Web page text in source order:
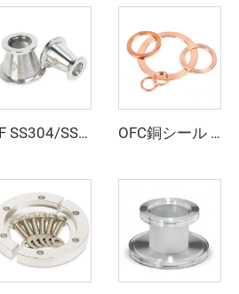
KF SS304/SS316L 真空アダプタ KF/NW コニカルリデュースフランジ ステンレス鋼真空継手 半導体用 OFC銅シール 超高真空用無酸素金属ワッシャー継手 CF16-CF350 フランジ ウェッジ真鍮 結合タイプ 平面